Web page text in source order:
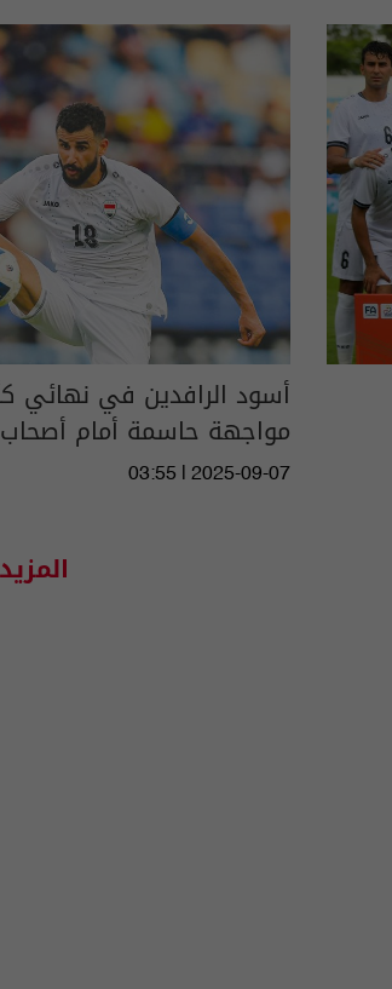
أسود الرافدين في نهائي
مواجهة حاسمة أمام أصحاب
03:55 | 2025-09-07
المزيد